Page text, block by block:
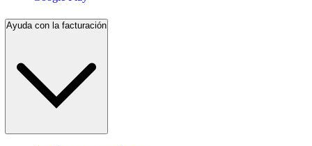
Ayuda con la facturación